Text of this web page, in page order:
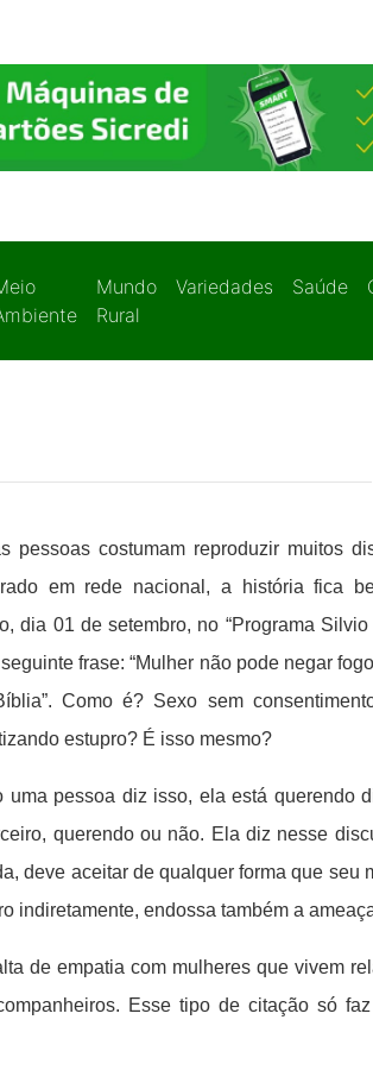
Mundo
Rural
Variedades Saúde
pessoas costumam reproduzir muitos
em rede nacional, a história fica
dia 01 de setembro, no “Programa
frase: “Mulher não pode negar
Como é? Sexo sem
estupro? É isso mesmo?
uma pessoa diz isso, ela está querendo
querendo ou não. Ela diz nesse
deve aceitar de qualquer forma que
indiretamente, endossa também a
de empatia com mulheres que vivem
Esse tipo de citação só